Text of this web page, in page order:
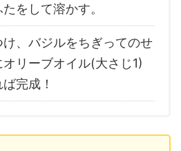
をして溶かす。
、バジルをちぎってのせ
リーブオイル(大さじ1)
完成！